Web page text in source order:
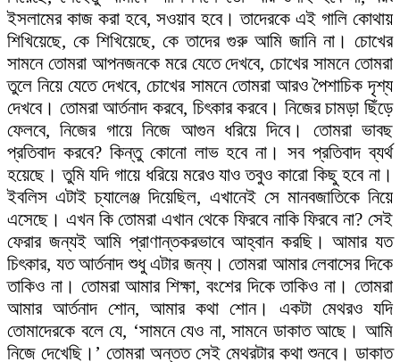
ইসলামের কাজ করা হবে, সওয়াব হবে। তাদেরকে এই গালি কোথায়
শিখিয়েছে, কে শিখিয়েছে, কে তাদের গুরু আমি জানি না। চোখের
সামনে তোমরা আপনজনকে মরে যেতে দেখবে, চোখের সামনে তোমরা
তুলে নিয়ে যেতে দেখবে, চোখের সামনে তোমরা আরও পৈশাচিক দৃশ্য
দেখবে। তোমরা আর্তনাদ করবে, চিৎকার করবে। নিজের চামড়া ছিঁড়ে
ফেলবে, নিজের গায়ে নিজে আগুন ধরিয়ে দিবে। তোমরা ভাবছ
প্রতিবাদ করবে? কিন্তু কোনো লাভ হবে না। সব প্রতিবাদ ব্যর্থ
হয়েছে। তুমি যদি গায়ে ধরিয়ে মরেও যাও তবুও কারো কিছু হবে না।
ইবলিস এটাই চ্যালেঞ্জ দিয়েছিল, এখানেই সে মানবজাতিকে নিয়ে
এসেছে। এখন কি তোমরা এখান থেকে ফিরবে নাকি ফিরবে না? সেই
ফেরার জন্যই আমি প্রাণান্তকরভাবে আহ্বান করছি। আমার যত
চিৎকার, যত আর্তনাদ শুধু এটার জন্য। তোমরা আমার লেবাসের দিকে
তাকিও না। তোমরা আমার শিক্ষা, বংশের দিকে তাকিও না। তোমরা
আমার আর্তনাদ শোন, আমার কথা শোন। একটা মেথরও যদি
তোমাদেরকে বলে যে, ‘সামনে যেও না, সামনে ডাকাত আছে। আমি
নিজে দেখেছি।’ তোমরা অন্তত সেই মেথরটার কথা শুনবে। ডাকাত